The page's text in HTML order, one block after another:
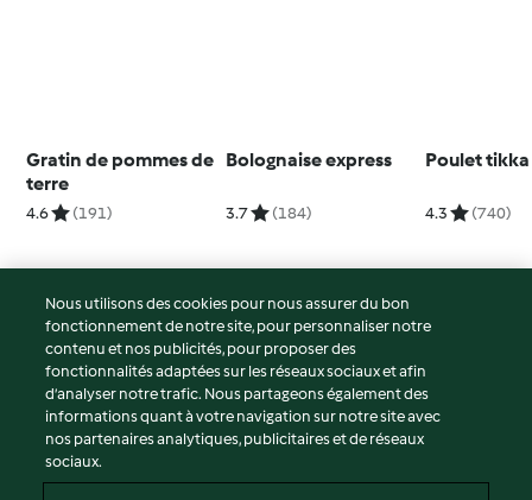
Gratin de pommes de
terre
4.6 (191)
Bolognaise express
3.7 (184)
Poulet
4.3 (740)
© Copyright 2026
Conditions d'utilisation
Politique de confidentialité
Non-responsabilité
Mentions légales
Nous utilisons des cookies pour nous assurer du bon
fonctionnement de notre site, pour personnaliser notre
contenu et nos publicités, pour proposer des
fonctionnalités adaptées sur les réseaux sociaux et afin
d’analyser notre trafic. Nous partageons également des
informations quant à votre navigation sur notre site avec
nos partenaires analytiques, publicitaires et de réseaux
sociaux.